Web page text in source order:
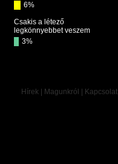
6%
Csakis a létező
legkönnyebbet veszem
3%
Hírek Magunkról Kapcsolat